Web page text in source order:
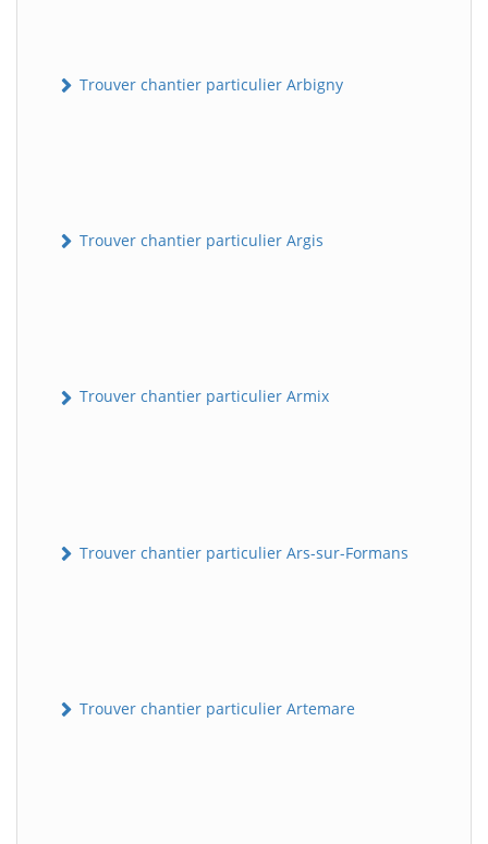
Trouver chantier particulier Arbigny
Trouver chantier particulier Argis
Trouver chantier particulier Armix
Trouver chantier particulier Ars-sur-Formans
Trouver chantier particulier Artemare